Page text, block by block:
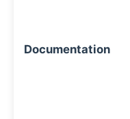
Documentation